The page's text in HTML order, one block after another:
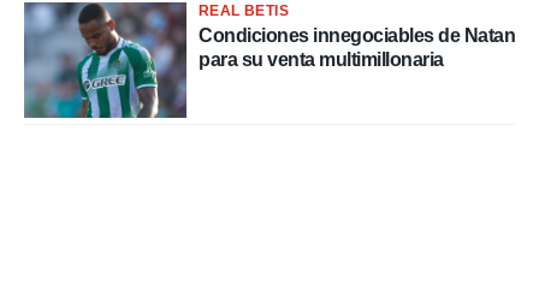
REAL BETIS
Condiciones innegociables de Natan
para su venta multimillonaria